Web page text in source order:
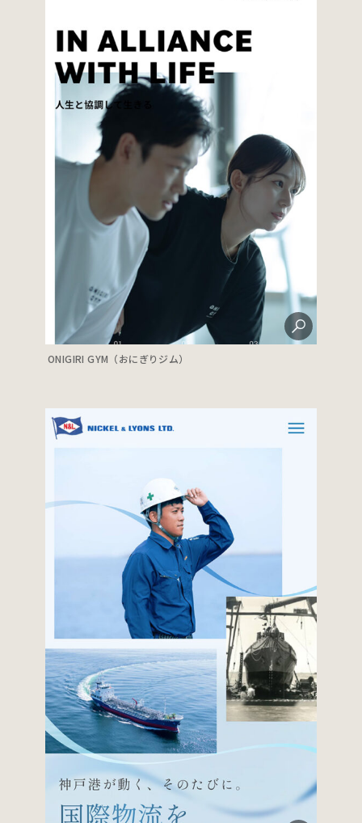
ONIGIRI GYM（おにぎりジム）